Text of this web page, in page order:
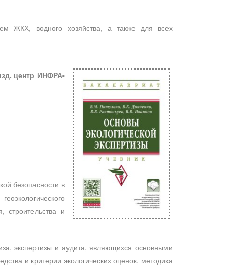
ЖКХ, водного хозяйства, а также для всех
центр ИНФРА-
безопасности в
строительства и
экспертизы и аудита, являющихся основными
и критерии экологических оценок, методика